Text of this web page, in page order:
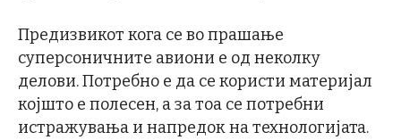
Предизвикот кога се во прашање
суперсоничните авиони е од неколку
делови. Потребно е да се користи материјал
којшто е полесен, а за тоа се потребни
истражувања и напредок на технологијата.